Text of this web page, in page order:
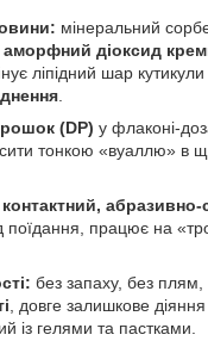
мінеральний
аморфний діоксид
ліпідний шар
(DP) у флаконі-
тонкою «вуаллю» в
контактний, абразивно-
поїдання, працює на
без запаху, без плям,
, довге залишкове
із гелями та пастками.